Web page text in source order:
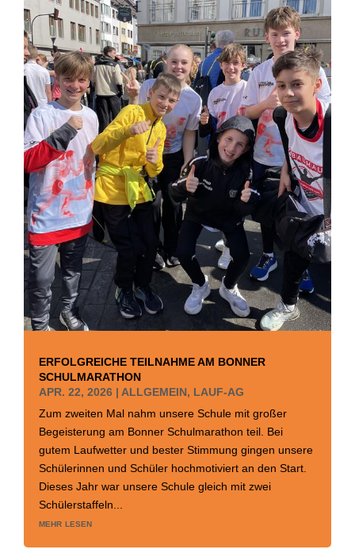
ERFOLGREICHE TEILNAHME AM BONNER
SCHULMARATHON
APR. 22, 2026 | ALLGEMEIN, LAUF-AG
Zum zweiten Mal nahm unsere Schule mit großer
Begeisterung am Bonner Schulmarathon teil. Bei
gutem Laufwetter und bester Stimmung gingen unsere
Schülerinnen und Schüler hochmotiviert an den Start.
Dieses Jahr war unsere Schule gleich mit zwei
Schülerstaffeln...
mehr lesen